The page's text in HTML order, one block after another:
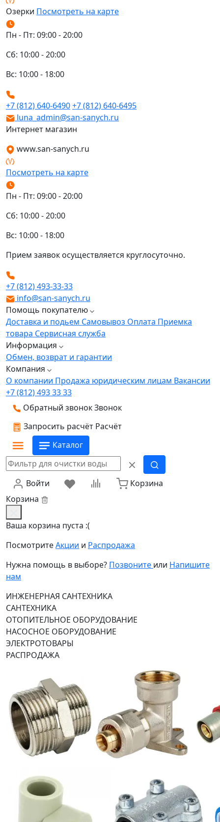
Озерки Посмотреть на карте
Пн - Пт: 09:00 - 20:00
Сб: 10:00 - 20:00
Вс: 10:00 - 18:00
+7 (812) 640-6490+7 (812) 640-6495
luna_admin@san-sanych.ru
Интернет магазин
www.san-sanych.ru
Посмотреть на карте
Пн - Пт: 09:00 - 20:00
Сб: 10:00 - 20:00
Вс: 10:00 - 18:00
Прием заявок осуществляется круглосуточно.
+7 (812) 493-33-33
info@san-sanych.ru
Помощь покупателю
Доставка и подьем Самовывоз Оплата Приемка
товара Сервисная служба
Информация
Обмен, возврат и гарантии
Компания
О компании Продажа юридическим лицам Вакансии
+7 (812) 493 33 33
Обратный звонокЗвонок
Запросить расчёт Расчёт
Каталог
Войти
Корзина
Корзина
Ваша корзина пуста :(
ПосмотритеАкции и Распродажа
Нужна помощь в выборе? Позвоните или Напишите
нам
ИНЖЕНЕРНАЯ САНТЕХНИКА
САНТЕХНИКА
ОТОПИТЕЛЬНОЕ ОБОРУДОВАНИЕ
НАСОСНОЕ ОБОРУДОВАНИЕ
ЭЛЕКТРОТОВАРЫ
РАСПРОДАЖА